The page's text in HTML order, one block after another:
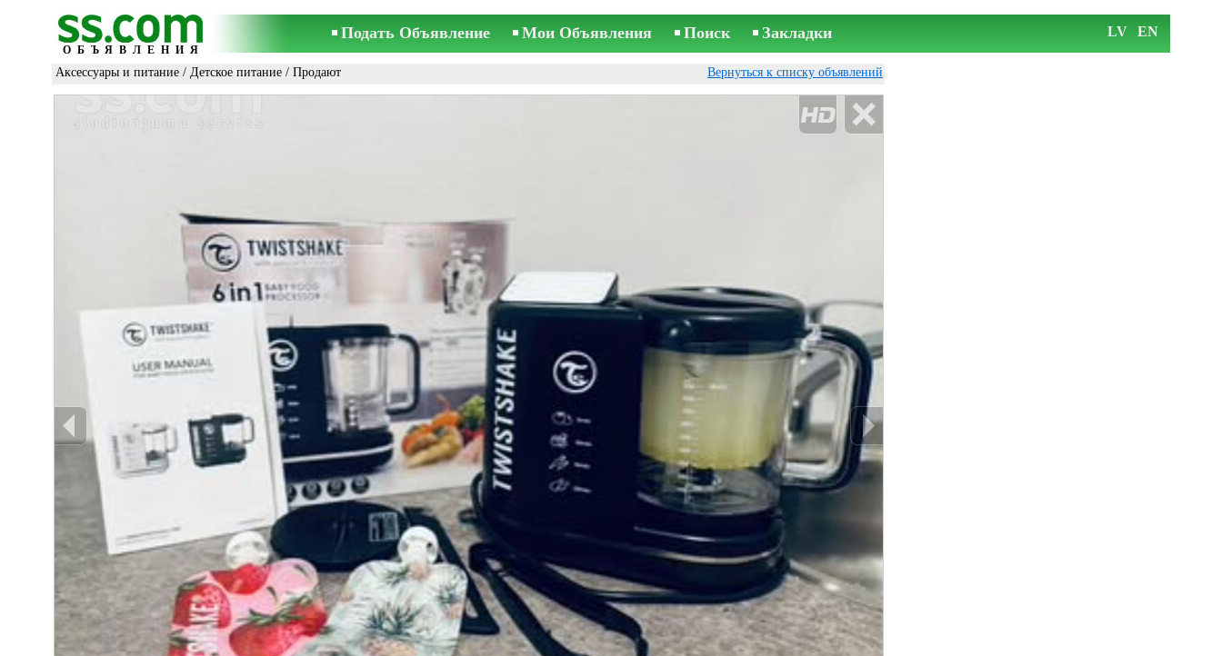
ОБЪЯВЛЕНИЯ
Подать Объявление Мои Объявления Поиск Закладки LV EN
Аксессуары и питание / Детское питание / Продают Вернуться к списку объявлений